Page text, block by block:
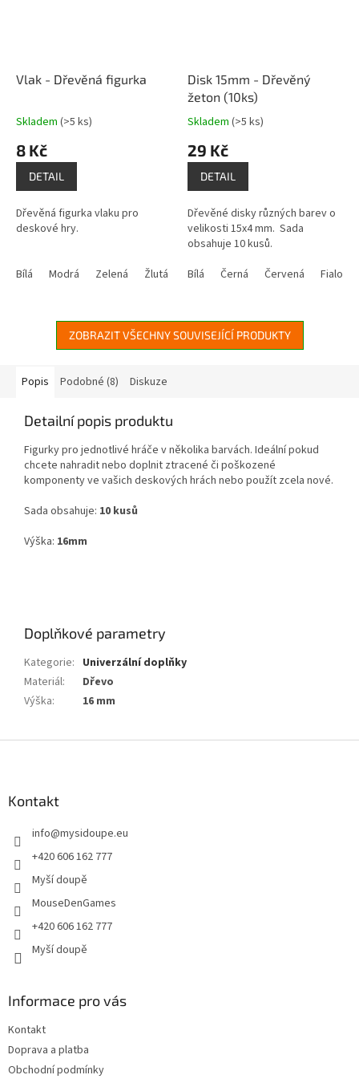
Vlak - Dřevěná figurka
Průměrné
produktu
5
hvězdiček.
Skladem (>5 ks)
8 Kč
DETAIL
Dřevěná figurka vlaku pro
deskové hry.
Bílá Modrá Zelená Žlutá
Disk 15mm - Dřevěný
žeton (10ks)
Průměrné
produktu
5
hvězdiček.
Skladem (>5 ks)
29 Kč
DETAIL
Dřevěné disky různých barev o
velikosti 15x4 mm. Sada
obsahuje 10 kusů.
Bílá
Černá Červená Fialová
ZOBRAZIT VŠECHNY SOUVISEJÍCÍ PRODUKTY
Popis Podobné (8) Diskuze
Detailní popis produktu
Figurky pro jednotlivé hráče v několika barvách. Ideální pokud
chcete nahradit nebo doplnit ztracené či poškozené
komponenty ve vašich deskových hrách nebo použít zcela nové.
Sada obsahuje: 10 kusů
Výška: 16mm
Doplňkové parametry
Kategorie: Univerzální doplňky
Materiál:
Dřevo
Výška: 16 mm
Kontakt
info@mysidoupe.eu
+420 606 162 777
Myší doupě
MouseDenGames
+420 606 162 777
Myší doupě
Informace pro vás
Kontakt
Doprava a platba
Obchodní podmínky